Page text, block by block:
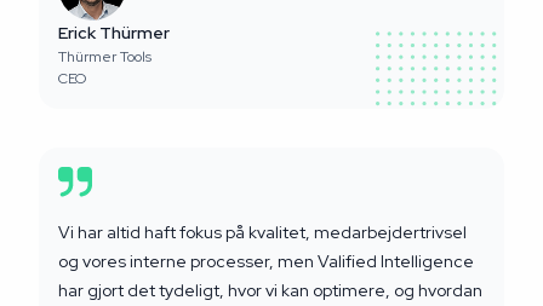
Erick Thürmer
Thürmer Tools
CEO
Vi har altid haft fokus på kvalitet, medarbejdertrivsel
og vores interne processer, men Valified Intelligence
har gjort det tydeligt, hvor vi kan optimere, og hvordan